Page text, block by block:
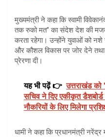
मुख्यमंत्री ने कहा कि स्वामी
तक रुको मत” का संदेश देश की
करता रहेगा। उन्होंने युवाओं को
और कौशल विकास पर जोर देने तथा
प्रेरणा दी।
यह भी पढ़ें 👉 उत्तराखंड को
सचिव ने दिए एकीकृत
नौकरियों के लिए मिलेगा
धामी ने कहा कि प्रधानमंत्री नरेंद्र